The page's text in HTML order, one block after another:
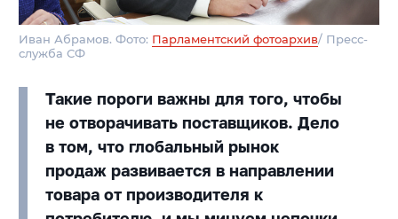
Иван Абрамов. Фото: Парламентский фотоархив/ Пресс-
служба СФ
Такие пороги важны для того, чтобы
не отворачивать поставщиков. Дело
в том, что глобальный рынок
продаж развивается в направлении
товара от производителя к